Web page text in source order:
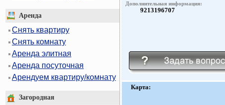
Аренда
Снять квартиру
Снять комнату
Аренда элитная
Аренда посуточная
Арендуем квартиру/комнату
Загородная
Дополнительная информация:
9213196707
Карта: